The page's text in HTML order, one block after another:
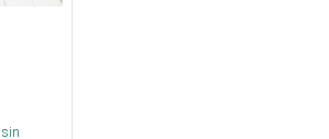
sin